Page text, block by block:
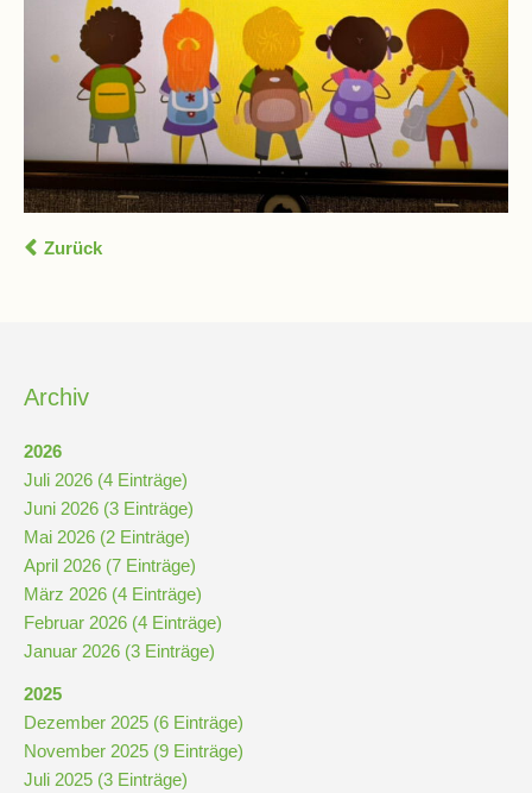
Zurück
Archiv
2026
Juli 2026 (4 Einträge)
Juni 2026 (3 Einträge)
Mai 2026 (2 Einträge)
April 2026 (7 Einträge)
März 2026 (4 Einträge)
Februar 2026 (4 Einträge)
Januar 2026 (3 Einträge)
2025
Dezember 2025 (6 Einträge)
November 2025 (9 Einträge)
Juli 2025 (3 Einträge)